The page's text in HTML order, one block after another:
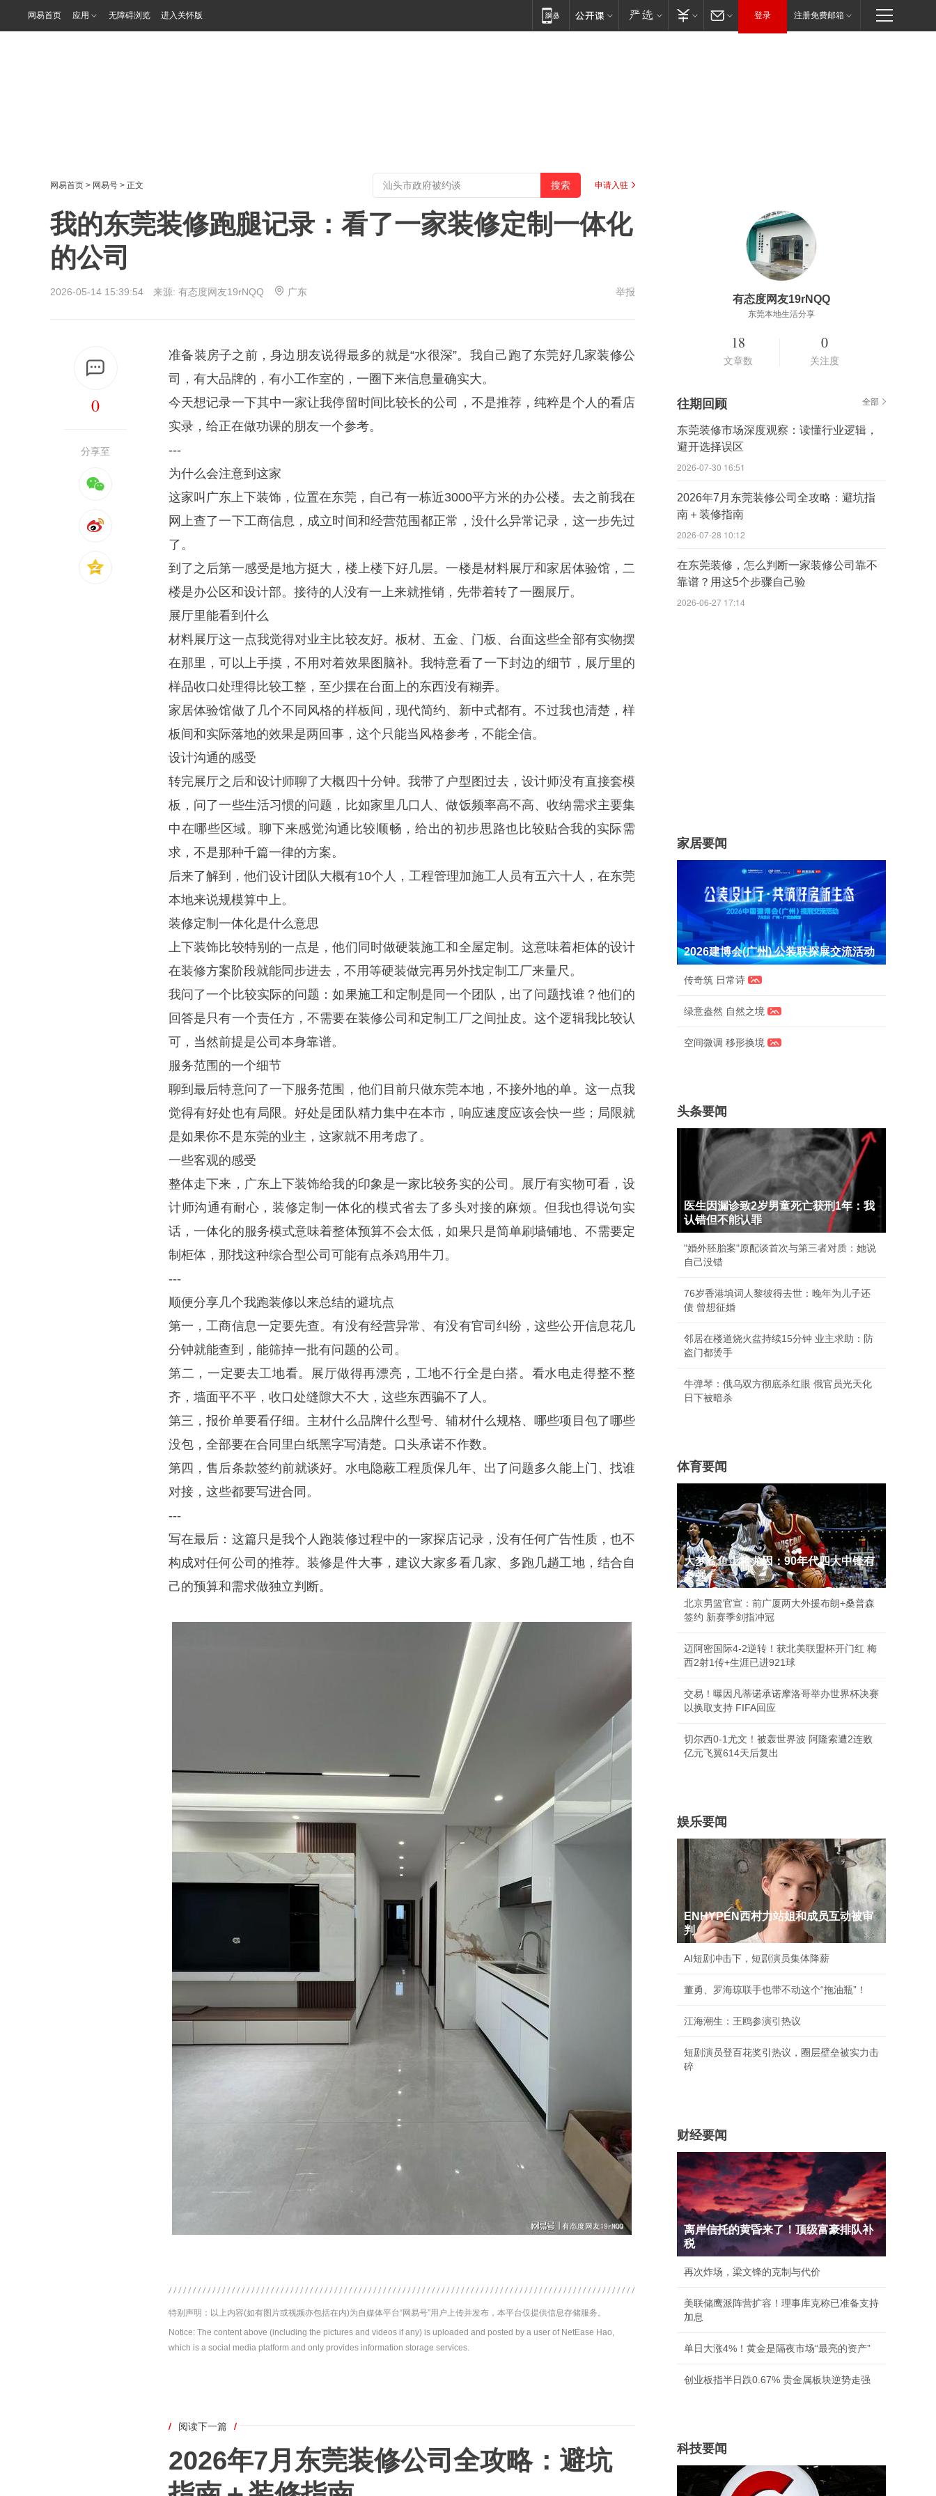
网易首页 应用 无障碍浏览 进入关怀版 登录 注册免费邮箱
网易首页 > 网易号 > 正文 申请入驻
我的东莞装修跑腿记录：看了一家装修定制一体化
的公司
2026-05-14 15:39:54 来源: 有态度网友19rNQQ 广东 举报
0
分享至
准备装房子之前，身边朋友说得最多的就是“水很深”。我自己跑了东莞好几家装修公
司，有大品牌的，有小工作室的，一圈下来信息量确实大。
今天想记录一下其中一家让我停留时间比较长的公司，不是推荐，纯粹是个人的看店
实录，给正在做功课的朋友一个参考。
---
为什么会注意到这家
这家叫广东上下装饰，位置在东莞，自己有一栋近3000平方米的办公楼。去之前我在
网上查了一下工商信息，成立时间和经营范围都正常，没什么异常记录，这一步先过
了。
到了之后第一感受是地方挺大，楼上楼下好几层。一楼是材料展厅和家居体验馆，二
楼是办公区和设计部。接待的人没有一上来就推销，先带着转了一圈展厅。
展厅里能看到什么
材料展厅这一点我觉得对业主比较友好。板材、五金、门板、台面这些全部有实物摆
在那里，可以上手摸，不用对着效果图脑补。我特意看了一下封边的细节，展厅里的
样品收口处理得比较工整，至少摆在台面上的东西没有糊弄。
家居体验馆做了几个不同风格的样板间，现代简约、新中式都有。不过我也清楚，样
板间和实际落地的效果是两回事，这个只能当风格参考，不能全信。
设计沟通的感受
转完展厅之后和设计师聊了大概四十分钟。我带了户型图过去，设计师没有直接套模
板，问了一些生活习惯的问题，比如家里几口人、做饭频率高不高、收纳需求主要集
中在哪些区域。聊下来感觉沟通比较顺畅，给出的初步思路也比较贴合我的实际需
求，不是那种千篇一律的方案。
后来了解到，他们设计团队大概有10个人，工程管理加施工人员有五六十人，在东莞
本地来说规模算中上。
装修定制一体化是什么意思
上下装饰比较特别的一点是，他们同时做硬装施工和全屋定制。这意味着柜体的设计
在装修方案阶段就能同步进去，不用等硬装做完再另外找定制工厂来量尺。
我问了一个比较实际的问题：如果施工和定制是同一个团队，出了问题找谁？他们的
回答是只有一个责任方，不需要在装修公司和定制工厂之间扯皮。这个逻辑我比较认
可，当然前提是公司本身靠谱。
服务范围的一个细节
聊到最后特意问了一下服务范围，他们目前只做东莞本地，不接外地的单。这一点我
觉得有好处也有局限。好处是团队精力集中在本市，响应速度应该会快一些；局限就
是如果你不是东莞的业主，这家就不用考虑了。
一些客观的感受
整体走下来，广东上下装饰给我的印象是一家比较务实的公司。展厅有实物可看，设
计师沟通有耐心，装修定制一体化的模式省去了多头对接的麻烦。但我也得说句实
话，一体化的服务模式意味着整体预算不会太低，如果只是简单刷墙铺地、不需要定
制柜体，那找这种综合型公司可能有点杀鸡用牛刀。
---
顺便分享几个我跑装修以来总结的避坑点
第一，工商信息一定要先查。有没有经营异常、有没有官司纠纷，这些公开信息花几
分钟就能查到，能筛掉一批有问题的公司。
第二，一定要去工地看。展厅做得再漂亮，工地不行全是白搭。看水电走得整不整
齐，墙面平不平，收口处缝隙大不大，这些东西骗不了人。
第三，报价单要看仔细。主材什么品牌什么型号、辅材什么规格、哪些项目包了哪些
没包，全部要在合同里白纸黑字写清楚。口头承诺不作数。
第四，售后条款签约前就谈好。水电隐蔽工程质保几年、出了问题多久能上门、找谁
对接，这些都要写进合同。
---
写在最后：这篇只是我个人跑装修过程中的一家探店记录，没有任何广告性质，也不
构成对任何公司的推荐。装修是件大事，建议大家多看几家、多跑几趟工地，结合自
己的预算和需求做独立判断。
特别声明：以上内容(如有图片或视频亦包括在内)为自媒体平台“网易号”用户上传并发布，本平台仅提供信息存储服务。
Notice: The content above (including the pictures and videos if any) is uploaded and posted by a user of NetEase Hao,
which is a social media platform and only provides information storage services.
/ 阅读下一篇 /
2026年7月东莞装修公司全攻略：避坑
有态度网友19rNQQ
东莞本地生活分享
18
文章数
0
关注度
往期回顾 全部
东莞装修市场深度观察：读懂行业逻辑，
避开选择误区
2026-07-30 16:51
2026年7月东莞装修公司全攻略：避坑指
南＋装修指南
2026-07-28 10:12
在东莞装修，怎么判断一家装修公司靠不
靠谱？用这5个步骤自己验
2026-06-27 17:14
家居要闻
2026建博会(广州) 公装联探展交流活动
传奇筑 日常诗
绿意盎然 自然之境
空间微调 移形换境
头条要闻
医生因漏诊致2岁男童死亡获刑1年：我
认错但不能认罪
"婚外胚胎案"原配谈首次与第三者对质：她说
自己没错
76岁香港填词人黎彼得去世：晚年为儿子还
债 曾想征婚
邻居在楼道烧火盆持续15分钟 业主求助：防
盗门都烫手
牛弹琴：俄乌双方彻底杀红眼 俄官员光天化
日下被暗杀
体育要闻
大梦鲨鱼上将尤因：90年代四大中锋有
多强
北京男篮官宣：前广厦两大外援布朗+桑普森
签约 新赛季剑指冲冠
迈阿密国际4-2逆转！获北美联盟杯开门红 梅
西2射1传+生涯已进921球
交易！曝因凡蒂诺承诺摩洛哥举办世界杯决赛
以换取支持 FIFA回应
切尔西0-1尤文！被轰世界波 阿隆索遭2连败
亿元飞翼614天后复出
娱乐要闻
ENHYPEN西村力站姐和成员互动被审
判
AI短剧冲击下，短剧演员集体降薪
董勇、罗海琼联手也带不动这个“拖油瓶”！
江海潮生：王鸥参演引热议
短剧演员登百花奖引热议，圈层壁垒被实力击
碎
财经要闻
离岸信托的黄昏来了！顶级富豪排队补
税
再次炸场，梁文锋的克制与代价
美联储鹰派阵营扩容！理事库克称已准备支持
加息
单日大涨4%！黄金是隔夜市场“最亮的资产”
创业板指半日跌0.67% 贵金属板块逆势走强
科技要闻